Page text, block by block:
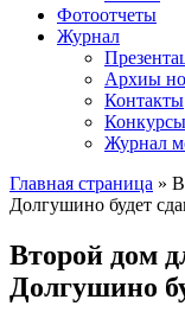
Фотоотчеты
Журнал
Архиы
Контакты
Конкурсы
Журнал
Главная страница »
Долгушино будет
Второй дом
Долгушино